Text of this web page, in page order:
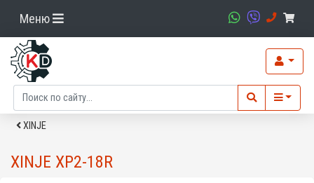
Меню
XINJE
XINJE XP2-18R